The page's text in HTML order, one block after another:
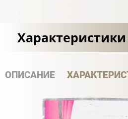
ОПИСАНИЕ